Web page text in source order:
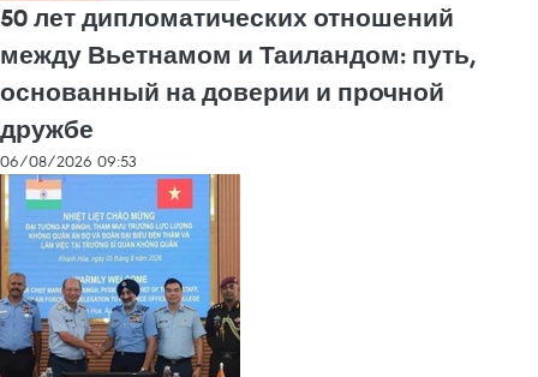
50 лет дипломатических отношений
между Вьетнамом и Таиландом: путь,
основанный на доверии и прочной
дружбе
06/08/2026 09:53